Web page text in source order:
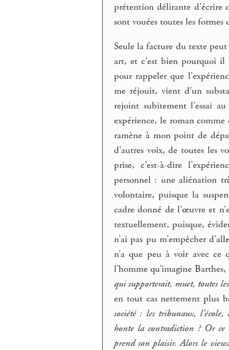
prétention délirante
sont vouées toutes les formes
Seule la facture du texte
art, et c’est bien pourquoi il
pour rappeler que
me réjouit, vient d’un
rejoint subitement l’essai
expérience, le roman
ramène à mon point de
d’autres voix, de toutes les
prise, c’est-à-dire
personnel : une aliénation
volontaire, puisque la
cadre donné de l’œuvre et
textuellement, puisque,
n’ai pas pu m’empêcher
n’a que peu à voir avec ce
l’homme qu’imagine Barthes,
qui supporterait, muet, toutes
en tout cas nettement plus
société : les tribunaux,
honte la contradiction ? Or ce
prend son plaisir. Alors le